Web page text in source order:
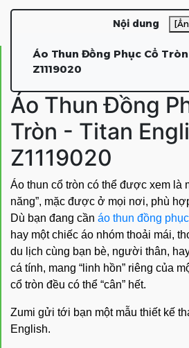
Nội dung
Áo Thun Đồng Phục Cổ
Z1119020
Áo Thun Đồng
Tròn - Titan
Z1119020
Áo thun cổ tròn có thể được xem là
năng”, mặc được ở mọi nơi, phù
Dù bạn đang cần áo thun đồng phục
hay một chiếc áo nhóm thoải mái,
du lịch cùng bạn bè, người thân,
cá tính, mang “linh hồn” riêng của
cổ tròn đều có thể “cân” hết.
Zumi gửi tới bạn một mẫu thiết kế
English.